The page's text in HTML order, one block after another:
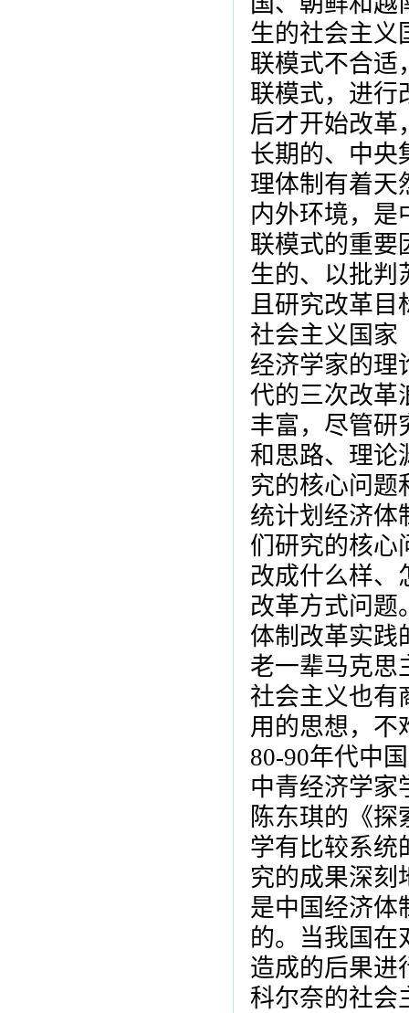
生的社会主义
联模式不合适
联模式，进行
后才开始改革
长期的、中央
理体制有着天
内外环境，是
联模式的重要
生的、以批判
且研究改革目
社会主义国家
经济学家的理
代的三次改革
丰富，尽管研
和思路、理论
究的核心问题
统计划经济体
们研究的核心
改成什么样、
改革方式问题
体制改革实践
老一辈马克思
社会主义也有
用的思想，不
80-90年代中
中青经济学家
陈东琪的 《
学有比较系统
究的成果深刻
是中国经济体
的。当我国在
造成的后果进
科尔奈的社会